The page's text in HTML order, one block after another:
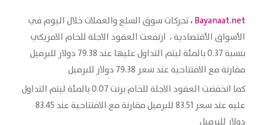
Bayanaat.net،تحركات سوق السلع والعملات خلال اليوم في
الأسواق الأقتصادية ، ارتفعت العقود الاجلة للخام الامريكي
بنسبة 0.37 بالمئة ليتم التداول عليها عند 79.38 دولار للبرميل
مقارنة مع الافتتاحية عند سعر 79.38 دولار للبرميل
كما انخفضت العقود الاجلة للخام برنت 0.07 بالمئة ليتم التداول
عليه عند سعر 83.51 للبرميل مقارنة مع الافتتاحية عند 83.45
دولار للبرميل